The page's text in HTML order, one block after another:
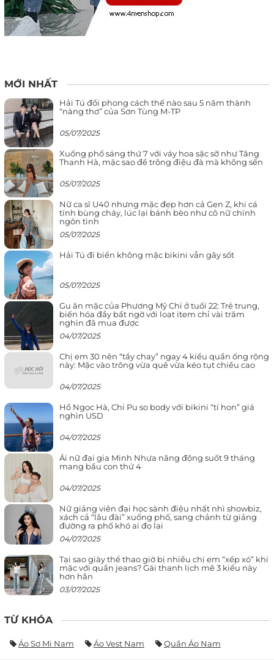
MỚI NHẤT
Hải Tú đổi phong cách thế nào sau 5 năm thành
“nàng thơ” của Sơn Tùng M-TP
05/07/2025
Xuống phố sáng thứ 7 với váy hoa sặc sỡ như Tăng
Thanh Hà, mặc sao để trông điệu đà mà không sến
05/07/2025
Nữ ca sĩ U40 nhưng mặc đẹp hơn cả Gen Z, khi cá
tính bùng cháy, lúc lại bánh bèo như cô nữ chính
ngôn tình
05/07/2025
Hải Tú đi biển không mặc bikini vẫn gây sốt
05/07/2025
Gu ăn mặc của Phương Mỹ Chi ở tuổi 22: Trẻ trung,
biến hóa đầy bất ngờ với loạt item chỉ vài trăm
nghìn đã mua được
04/07/2025
Chị em 30 nên “tẩy chay” ngay 4 kiểu quần ống rộng
này: Mặc vào trông vừa quê vừa kéo tụt chiều cao
04/07/2025
Hồ Ngọc Hà, Chi Pu so body với bikini “tí hon” giá
nghìn USD
04/07/2025
Ái nữ đại gia Minh Nhựa năng động suốt 9 tháng
mang bầu con thứ 4
04/07/2025
Nữ giảng viên đại học sành điệu nhất nhì showbiz,
xách cả “lâu đài” xuống phố, sang chảnh từ giảng
đường ra phố khó ai đọ lại
04/07/2025
Tại sao giày thể thao giờ bị nhiều chị em “xếp xó” khi
mặc với quần jeans? Gái thanh lịch mê 3 kiểu này
hơn hẳn
03/07/2025
TỪ KHÓA
Áo Sơ Mi Nam Áo Vest Nam Quần Áo Nam